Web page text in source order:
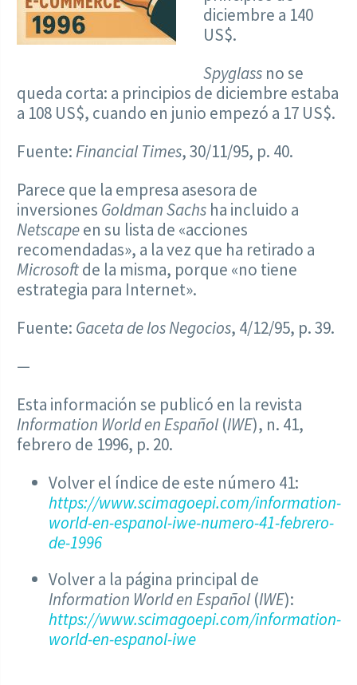
diciembre a 140
US$.
Spyglassno se
queda corta: a principios de diciembre estaba
a 108 US$, cuando en junio empezó a 17 US$.
Fuente:Financial Times, 30/11/95, p. 40.
Parece que la empresa asesora de
inversiones Goldman Sachs ha incluido a
Netscapeen su lista de «acciones
recomendadas», a la vez que ha retirado a
Microsoftde la misma, porque «no tiene
estrategia para Internet».
Fuente: Gaceta de los Negocios, 4/12/95, p. 39.
—
Esta información se publicó en la revista
Information World en Español (IWE), n. 41,
febrero de 1996, p. 20.
Volver el índice de este número 41:
https://www.scimagoepi.com/information-
world-en-espanol-iwe-numero-41-febrero-
de-1996
Volver a la página principal de
Information World en Español (IWE):
https://www.scimagoepi.com/information-
world-en-espanol-iwe